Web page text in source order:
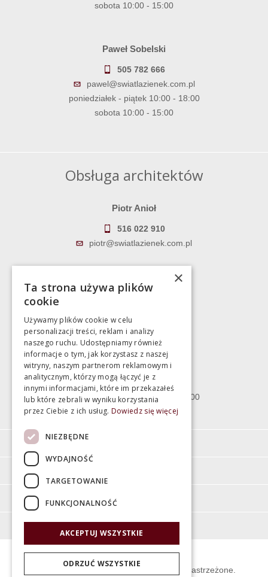
sobota 10:00 - 15:00
Paweł Sobelski
505 782 666
pawel@swiatlazienek.com.pl
poniedziałek - piątek 10:00 - 18:00
sobota 10:00 - 15:00
Obsługa architektów
Piotr Anioł
516 022 910
piotr@swiatlazienek.com.pl
783 043 083
Magazyn
Bartycka 24/26 Hala 100
00-716 Warszawa
poniedziałek - piątek 10:00 - 18:00
sobota 10:00 - 15:00
Moje konto
O firmie
© Świat Łazienek XXI w. Wszelkie prawa zastrzeżone.
×
Ta strona używa plików
cookie
Używamy plików cookie w celu
personalizacji treści, reklam i analizy
naszego ruchu. Udostępniamy również
informacje o tym, jak korzystasz z naszej
witryny, naszym partnerom reklamowym i
analitycznym, którzy mogą łączyć je z
innymi informacjami, które im przekazałeś
lub które zebrali w wyniku korzystania
przez Ciebie z ich usług. Dowiedz się więcej
NIEZBĘDNE
WYDAJNOŚĆ
TARGETOWANIE
FUNKCJONALNOŚĆ
AKCEPTUJ WSZYSTKIE
ODRZUĆ WSZYSTKIE